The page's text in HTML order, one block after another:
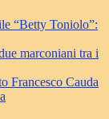
“Betty Toniolo”:
marconiani tra i
Francesco Cauda